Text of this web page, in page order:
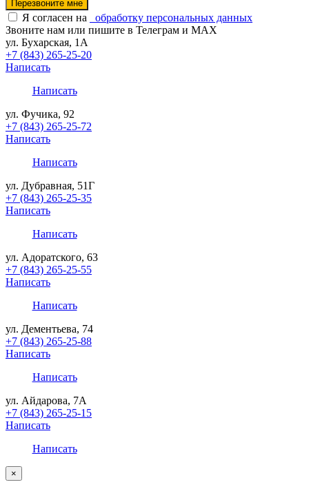
Я согласен на
обработку персональных данных
Звоните нам или пишите в Телеграм и MAX
ул. Бухарская, 1А
+7 (843) 265-25-20
Написать
Написать
ул. Фучика, 92
+7 (843) 265-25-72
Написать
Написать
ул. Дубравная, 51Г
+7 (843) 265-25-35
Написать
Написать
ул. Адоратского, 63
+7 (843) 265-25-55
Написать
Написать
ул. Дементьева, 74
+7 (843) 265-25-88
Написать
Написать
ул. Айдарова, 7А
+7 (843) 265-25-15
Написать
Написать
×